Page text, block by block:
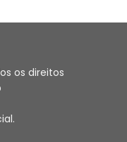
os direitos